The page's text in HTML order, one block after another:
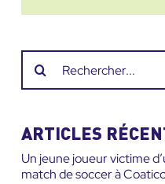
Recherche
sur
site
:
ARTICLES
Un jeune joueur victime
match de soccer à